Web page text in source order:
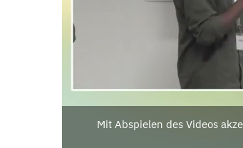
Mit Abspielen des Videos